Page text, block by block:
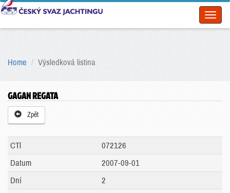
Home Výsledková listina
GAGAN REGATA
Zpět
CTl
072126
Datum
2007-09-01
Dní
2